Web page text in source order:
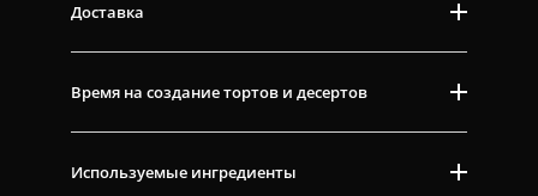
Доставка
Время на создание тортов и десертов
Используемые ингредиенты